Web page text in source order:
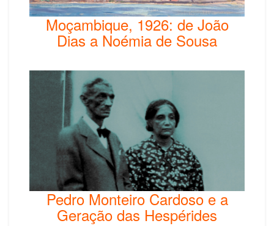
Moçambique, 1926: de João
Dias a Noémia de Sousa
Pedro Monteiro Cardoso e a
Geração das Hespérides